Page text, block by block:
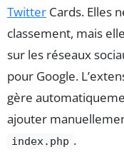
Twitter Cards. Elles
classement, mais
sur les réseaux
pour Google.
gère
ajouter
index.php .